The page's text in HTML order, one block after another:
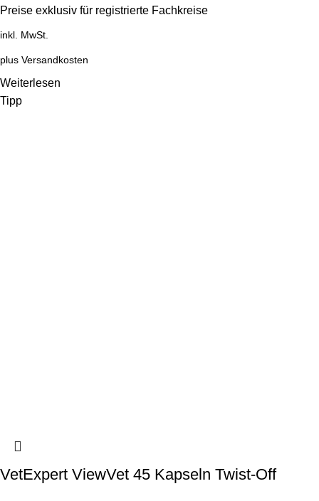
Preise exklusiv für registrierte Fachkreise
inkl. MwSt.
plus Versandkosten
Weiterlesen
Tipp
VetExpert ViewVet 45 Kapseln Twist-Off